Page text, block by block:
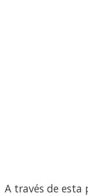
A través de esta